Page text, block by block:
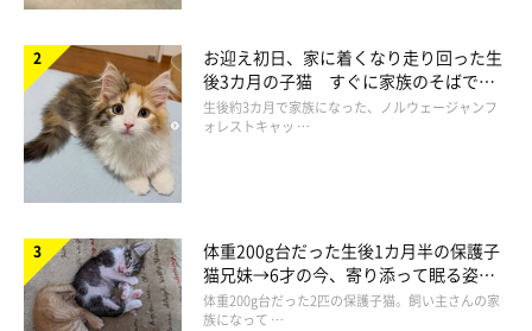
お迎え初日、家に着くなり走り回った生
後3カ月の子猫 すぐに家族のそばで落
ち着く姿に「迎えてよかった」
生後約3カ月で家族になった、ノルウェージャンフ
ォレストキャッ …
体重200g台だった生後1カ月半の保護子
猫兄妹→6才の今、寄り添って眠る姿に
ほっこり！
体重200g台だった2匹の保護子猫。飼い主さんの家
族になって …